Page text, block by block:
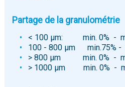
Partage de la granulométrie
< 100 μm: min. 0% -
100 - 800 μm min.75% -
> 800 μm min. 0% -
> 1000 μm min. 0% -